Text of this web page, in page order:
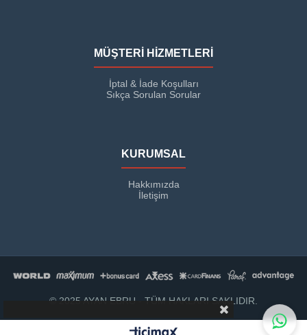
MÜŞTERİ HİZMETLERİ
İptal & İade Koşulları
Sıkça Sorulan Sorular
KURUMSAL
Hakkımızda
İletişim
© 2025 AYAN EBRU - TÜM HAKLARI SAKLIDIR.